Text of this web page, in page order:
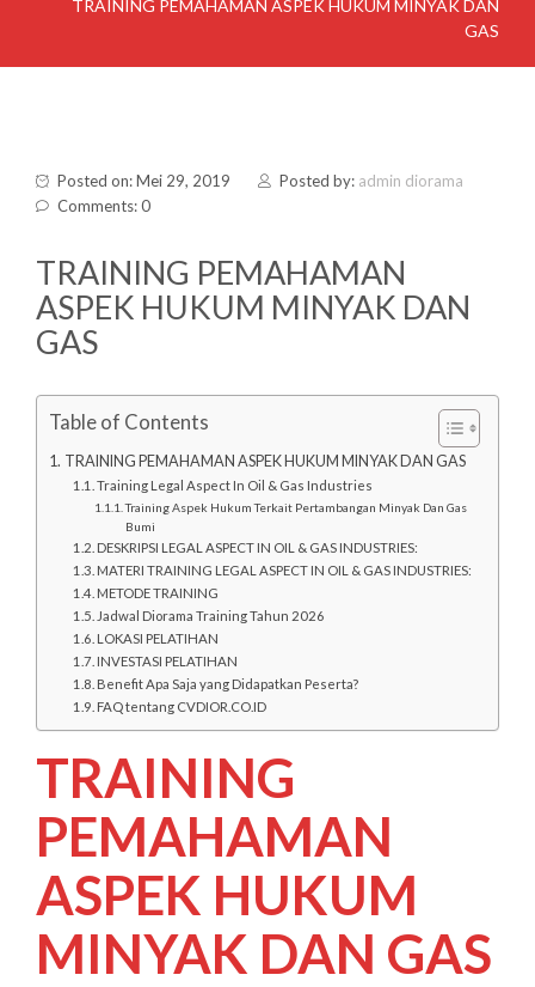
TRAINING PEMAHAMAN ASPEK HUKUM MINYAK DAN
GAS
Posted on: Mei 29, 2019 Posted by: admin diorama
Comments: 0
TRAINING PEMAHAMAN
ASPEK HUKUM MINYAK DAN
GAS
Table of Contents
TRAINING PEMAHAMAN ASPEK HUKUM MINYAK DAN GAS
Training Legal Aspect In Oil & Gas Industries
Training Aspek Hukum Terkait Pertambangan Minyak Dan Gas
Bumi
DESKRIPSI LEGAL ASPECT IN OIL & GAS INDUSTRIES:
MATERI TRAINING LEGAL ASPECT IN OIL & GAS INDUSTRIES:
METODE TRAINING
Jadwal Diorama Training Tahun 2026
LOKASI PELATIHAN
INVESTASI PELATIHAN
Benefit Apa Saja yang Didapatkan Peserta?
FAQ tentang CVDIOR.CO.ID
TRAINING
PEMAHAMAN
ASPEK HUKUM
MINYAK DAN GAS